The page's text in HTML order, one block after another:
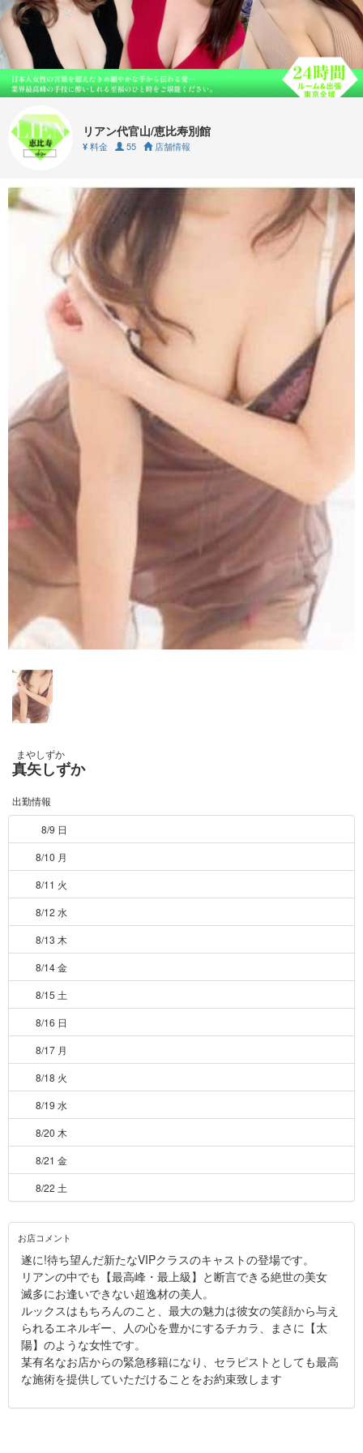
リアン代官山/恵比寿別館
¥ 料金 55 店舗情報
まやしずか
真矢しずか
出勤情報
8/9 日
8/10 月
8/11 火
8/12 水
8/13 木
8/14 金
8/15 土
8/16 日
8/17 月
8/18 火
8/19 水
8/20 木
8/21 金
8/22 土
お店コメント
遂に!待ち望んだ新たなVIPクラスのキャストの登場です。
リアンの中でも【最高峰・最上級】と断言できる絶世の美女
滅多にお逢いできない超逸材の美人。
ルックスはもちろんのこと、最大の魅力は彼女の笑顔から与え
られるエネルギー、人の心を豊かにするチカラ、まさに【太
陽】のような女性です。
某有名なお店からの緊急移籍になり、セラピストとしても最高
な施術を提供していただけることをお約束致します